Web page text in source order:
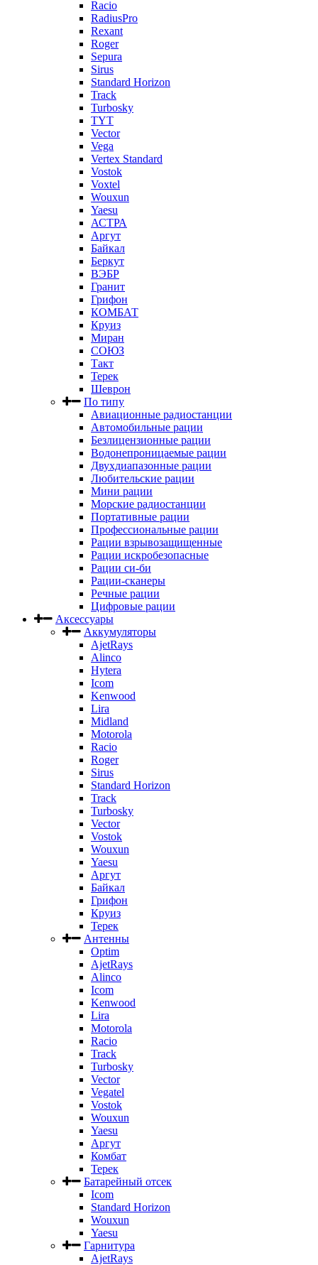
Racio
RadiusPro
Rexant
Roger
Sepura
Sirus
Standard Horizon
Track
Turbosky
TYT
Vector
Vega
Vertex Standard
Vostok
Voxtel
Wouxun
Yaesu
АСТРА
Аргут
Байкал
Беркут
ВЭБР
Гранит
Грифон
КОМБАТ
Круиз
Миран
СОЮЗ
Такт
Терек
Шеврон
По типу
Авиационные радиостанции
Автомобильные рации
Безлицензионные рации
Водонепроницаемые рации
Двухдиапазонные рации
Любительские рации
Мини рации
Морские радиостанции
Портативные рации
Профессиональные рации
Рации взрывозащищенные
Рации искробезопасные
Рации си-би
Рации-сканеры
Речные рации
Цифровые рации
Аксессуары
Аккумуляторы
AjetRays
Alinco
Hytera
Icom
Kenwood
Lira
Midland
Motorola
Racio
Roger
Sirus
Standard Horizon
Track
Turbosky
Vector
Vostok
Wouxun
Yaesu
Аргут
Байкал
Грифон
Круиз
Терек
Антенны
Optim
AjetRays
Alinco
Icom
Kenwood
Lira
Motorola
Racio
Track
Turbosky
Vector
Vegatel
Vostok
Wouxun
Yaesu
Аргут
Комбат
Терек
Батарейный отсек
Icom
Standard Horizon
Wouxun
Yaesu
Гарнитура
AjetRays